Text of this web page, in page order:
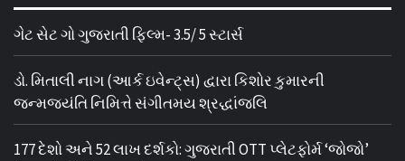
ગેટ સેટ ગો ગુજરાતી ફિલ્મ- 3.5/ 5 સ્ટાર્સ
ડો. મિતાલી નાગ (આર્ક ઇવેન્ટ્સ) દ્વારા કિશોર કુમારની
જન્મજયંતિ નિમિત્તે સંગીતમય શ્રદ્ધાંજલિ
177 દેશો અને 52 લાખ દર્શકો: ગુજરાતી OTT પ્લેટફોર્મ ‘જોજો’